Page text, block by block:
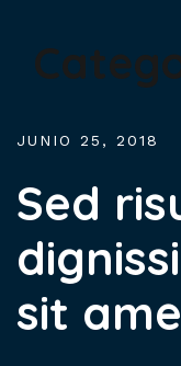
JUNIO 25, 2018
Sed
sit